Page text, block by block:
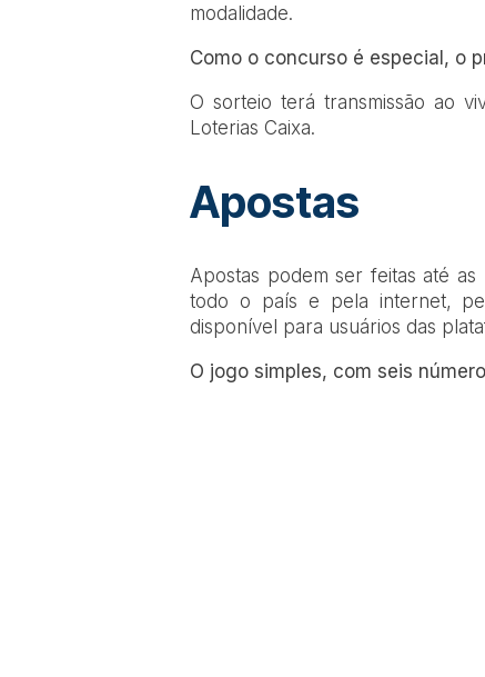
modalidade.
Como o concurso é especial, o
O sorteio terá transmissão ao
Loterias Caixa.
Apostas
Apostas podem ser feitas até
todo o país e pela internet,
disponível para usuários das
O jogo simples, com seis